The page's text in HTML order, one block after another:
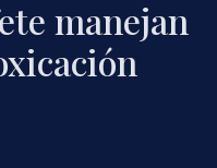
manejan